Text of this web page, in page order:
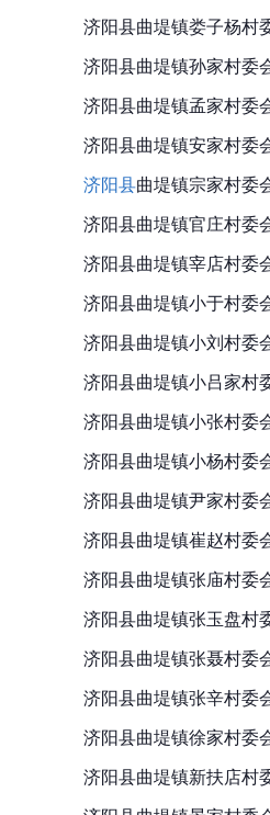
济阳县曲堤镇娄子杨村
济阳县曲堤镇孙家村委
济阳县曲堤镇孟家村委
济阳县曲堤镇安家村委
济阳县曲堤镇宗家村委
济阳县曲堤镇官庄村委
济阳县曲堤镇宰店村委
济阳县曲堤镇小于村委
济阳县曲堤镇小刘村委
济阳县曲堤镇小吕家村
济阳县曲堤镇小张村委
济阳县曲堤镇小杨村委
济阳县曲堤镇尹家村委
济阳县曲堤镇崔赵村委
济阳县曲堤镇张庙村委
济阳县曲堤镇张玉盘村
济阳县曲堤镇张聂村委
济阳县曲堤镇张辛村委
济阳县曲堤镇徐家村委
济阳县曲堤镇新扶店村